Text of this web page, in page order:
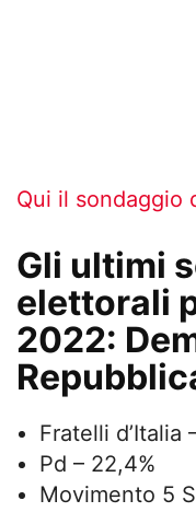
Qui il sondaggio
Gli ultimi
elettorali
2022:
Fratelli d’Italia
Pd – 22,4%
Movimento 5